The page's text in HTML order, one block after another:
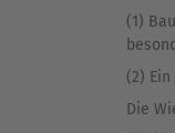
(1)
(2)
Die